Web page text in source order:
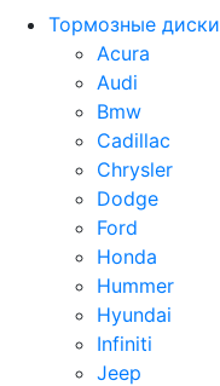
Тормозные диски
Acura
Audi
Bmw
Cadillac
Chrysler
Dodge
Ford
Honda
Hummer
Hyundai
Infiniti
Jeep